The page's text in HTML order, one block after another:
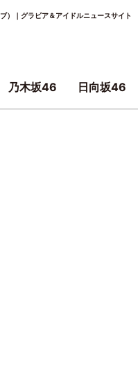
）｜グラビア＆アイドルニュースサイト
乃木坂46 日向坂46